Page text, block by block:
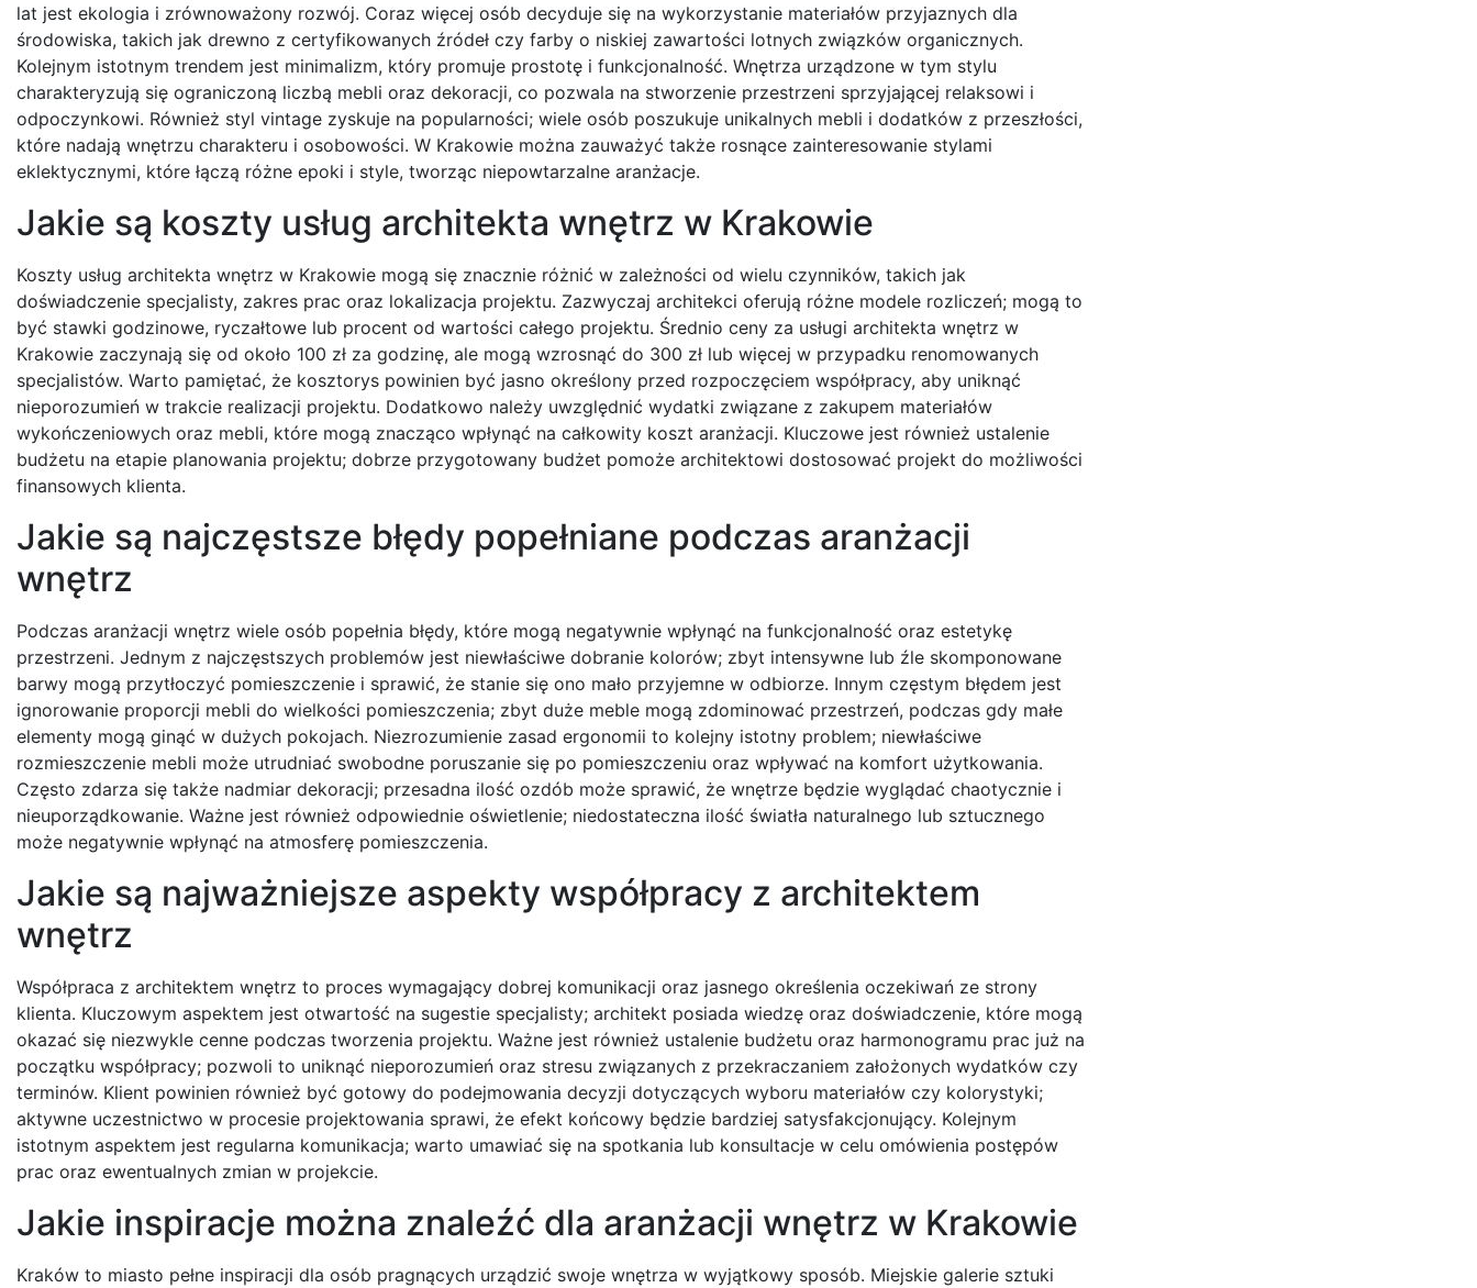
lat jest ekologia i zrównoważony rozwój. Coraz więcej osób decyduje się na wykorzystanie materiałów przyjaznych dla
środowiska, takich jak drewno z certyfikowanych źródeł czy farby o niskiej zawartości lotnych związków organicznych.
Kolejnym istotnym trendem jest minimalizm, który promuje prostotę i funkcjonalność. Wnętrza urządzone w tym stylu
charakteryzują się ograniczoną liczbą mebli oraz dekoracji, co pozwala na stworzenie przestrzeni sprzyjającej relaksowi i
odpoczynkowi. Również styl vintage zyskuje na popularności; wiele osób poszukuje unikalnych mebli i dodatków z przeszłości,
które nadają wnętrzu charakteru i osobowości. W Krakowie można zauważyć także rosnące zainteresowanie stylami
eklektycznymi, które łączą różne epoki i style, tworząc niepowtarzalne aranżacje.
Jakie są koszty usług architekta wnętrz w Krakowie
Koszty usług architekta wnętrz w Krakowie mogą się znacznie różnić w zależności od wielu czynników, takich jak
doświadczenie specjalisty, zakres prac oraz lokalizacja projektu. Zazwyczaj architekci oferują różne modele rozliczeń; mogą to
być stawki godzinowe, ryczałtowe lub procent od wartości całego projektu. Średnio ceny za usługi architekta wnętrz w
Krakowie zaczynają się od około 100 zł za godzinę, ale mogą wzrosnąć do 300 zł lub więcej w przypadku renomowanych
specjalistów. Warto pamiętać, że kosztorys powinien być jasno określony przed rozpoczęciem współpracy, aby uniknąć
nieporozumień w trakcie realizacji projektu. Dodatkowo należy uwzględnić wydatki związane z zakupem materiałów
wykończeniowych oraz mebli, które mogą znacząco wpłynąć na całkowity koszt aranżacji. Kluczowe jest również ustalenie
budżetu na etapie planowania projektu; dobrze przygotowany budżet pomoże architektowi dostosować projekt do możliwości
finansowych klienta.
Jakie są najczęstsze błędy popełniane podczas aranżacji
wnętrz
Podczas aranżacji wnętrz wiele osób popełnia błędy, które mogą negatywnie wpłynąć na funkcjonalność oraz estetykę
przestrzeni. Jednym z najczęstszych problemów jest niewłaściwe dobranie kolorów; zbyt intensywne lub źle skomponowane
barwy mogą przytłoczyć pomieszczenie i sprawić, że stanie się ono mało przyjemne w odbiorze. Innym częstym błędem jest
ignorowanie proporcji mebli do wielkości pomieszczenia; zbyt duże meble mogą zdominować przestrzeń, podczas gdy małe
elementy mogą ginąć w dużych pokojach. Niezrozumienie zasad ergonomii to kolejny istotny problem; niewłaściwe
rozmieszczenie mebli może utrudniać swobodne poruszanie się po pomieszczeniu oraz wpływać na komfort użytkowania.
Często zdarza się także nadmiar dekoracji; przesadna ilość ozdób może sprawić, że wnętrze będzie wyglądać chaotycznie i
nieuporządkowanie. Ważne jest również odpowiednie oświetlenie; niedostateczna ilość światła naturalnego lub sztucznego
może negatywnie wpłynąć na atmosferę pomieszczenia.
Jakie są najważniejsze aspekty współpracy z architektem
wnętrz
Współpraca z architektem wnętrz to proces wymagający dobrej komunikacji oraz jasnego określenia oczekiwań ze strony
klienta. Kluczowym aspektem jest otwartość na sugestie specjalisty; architekt posiada wiedzę oraz doświadczenie, które mogą
okazać się niezwykle cenne podczas tworzenia projektu. Ważne jest również ustalenie budżetu oraz harmonogramu prac już na
początku współpracy; pozwoli to uniknąć nieporozumień oraz stresu związanych z przekraczaniem założonych wydatków czy
terminów. Klient powinien również być gotowy do podejmowania decyzji dotyczących wyboru materiałów czy kolorystyki;
aktywne uczestnictwo w procesie projektowania sprawi, że efekt końcowy będzie bardziej satysfakcjonujący. Kolejnym
istotnym aspektem jest regularna komunikacja; warto umawiać się na spotkania lub konsultacje w celu omówienia postępów
prac oraz ewentualnych zmian w projekcie.
Jakie inspiracje można znaleźć dla aranżacji wnętrz w Krakowie
Kraków to miasto pełne inspiracji dla osób pragnących urządzić swoje wnętrza w wyjątkowy sposób. Miejskie galerie sztuki